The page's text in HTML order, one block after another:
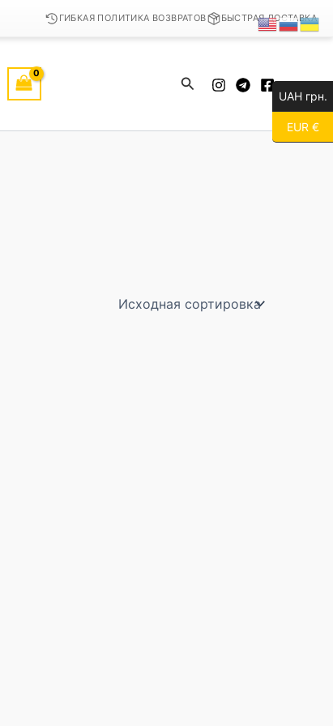
ГИБКАЯ ПОЛИТИКА ВОЗВРАТОВ БЫСТРАЯ ДОСТАВКА
Поиск
UAH грн.
EUR €